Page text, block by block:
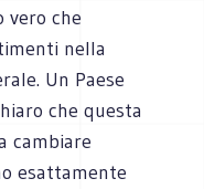
vero che
nella
Un Paese
che questa
cambiare
esattamente